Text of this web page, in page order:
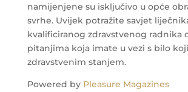
namijenjene su isključivo u opće
svrhe. Uvijek potražite savjet
kvalificiranog zdravstvenog radnika
pitanjima koja imate u vezi s bilo
zdravstvenim stanjem.
Powered by Pleasure Magazines